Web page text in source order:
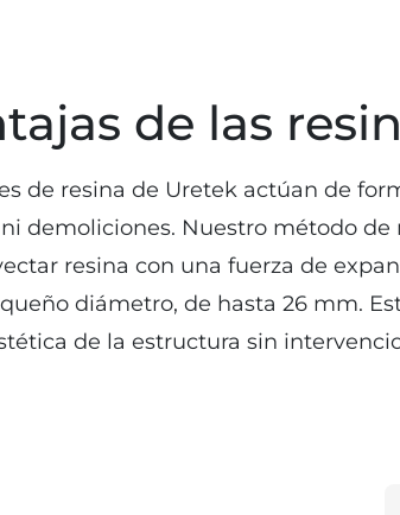
de las
de resina de Uretek actúan de
demoliciones. Nuestro método
resina con una fuerza de
diámetro, de hasta 26 mm.
de la estructura sin